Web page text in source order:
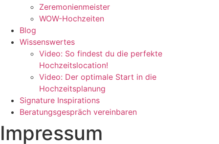
Zeremonienmeister
WOW-Hochzeiten
Blog
Wissenswertes
Video: So findest du die perfekte
Hochzeitslocation!
Video: Der optimale Start in die
Hochzeitsplanung
Signature Inspirations
Beratungsgespräch vereinbaren
Impressum